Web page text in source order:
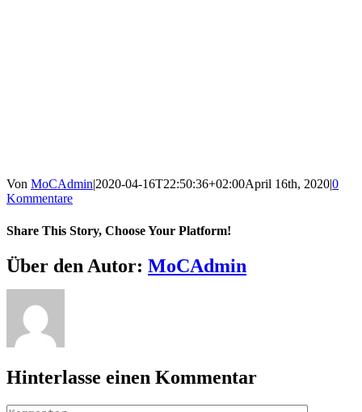
Von MoCAdmin|2020-04-16T22:50:36+02:00April 16th, 2020|0
Kommentare
Share This Story, Choose Your Platform!
Facebook
X
Reddit
LinkedIn
WhatsApp
Tumblr
Pinterest
Vk
E-
Mail
Über den Autor: MoCAdmin
Hinterlasse einen Kommentar